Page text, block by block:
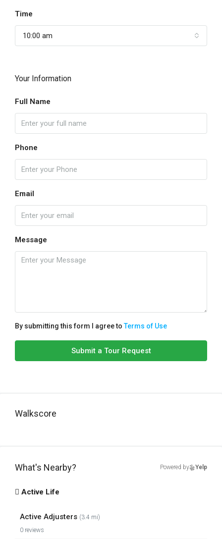
Time
10:00 am
Your Information
Full Name
Phone
Email
Message
By submitting this form I agree toTerms of Use
Submit a Tour Request
Walkscore
What's Nearby? Powered by Yelp
Active Life
Active Adjusters (3.4 mi)
0 reviews